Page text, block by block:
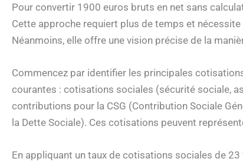
Pour convertir 1900 euros bruts en net sans
Cette approche requiert plus de temps et
Néanmoins, elle offre une vision précise de la
Commencez par identifier les principales
courantes : cotisations sociales (sécurité sociale,
contributions pour la CSG (Contribution Sociale
la Dette Sociale). Ces cotisations peuvent
En appliquant un taux de cotisations sociales de